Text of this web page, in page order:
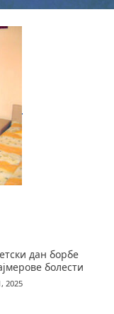
дан борбе
болести
2025